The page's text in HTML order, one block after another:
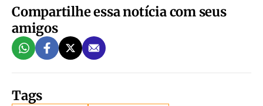
Compartilhe essa notícia com seus
amigos
Tags